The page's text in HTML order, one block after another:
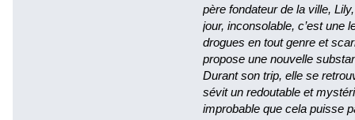
père fondateur de la ville,
jour, inconsolable, c’est une
drogues en tout genre et
propose une nouvelle
Durant son trip, elle se
sévit un redoutable et
improbable que cela puisse